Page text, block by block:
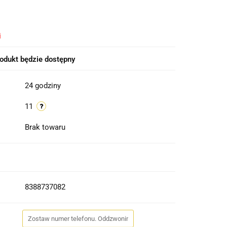
będzie dostępny
24 godziny
11
Brak towaru
8388737082